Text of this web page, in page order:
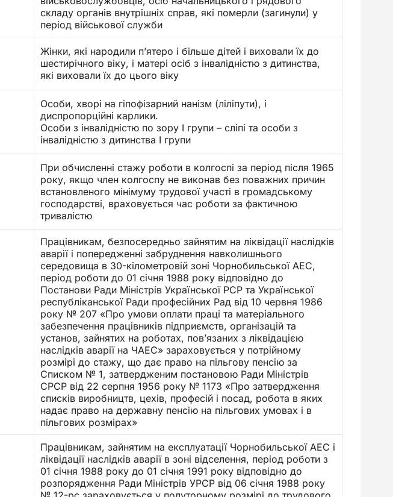
складу органів внутрішніх справ, які померли (загинули) у
період військової служби
Жінки, які народили п’ятеро і більше дітей і виховали їх до
шестирічного віку, і матері осіб з інвалідністю з дитинства,
які виховали їх до цього віку
Особи, хворі на гіпофізарний нанізм (ліліпути), і
диспропорційні карлики.
Особи з інвалідністю по зору I групи – сліпі та особи з
інвалідністю з дитинства I групи
При обчисленні стажу роботи в колгоспі за період після 1965
року, якщо член колгоспу не виконав без поважних причин
встановленого мінімуму трудової участі в громадському
господарстві, враховується час роботи за фактичною
тривалістю
Працівникам, безпосередньо зайнятим на ліквідації наслідків
аварії і попередженні забруднення навколишнього
середовища в 30-кілометровій зоні Чорнобильської АЕС,
період роботи до 01 січня 1988 року відповідно до
Постанови Ради Міністрів Української РСР та Української
республіканської Ради професійних Рад від 10 червня 1986
року № 207 «Про умови оплати праці та матеріального
забезпечення працівників підприємств, організацій та
установ, зайнятих на роботах, пов’язаних з ліквідацією
наслідків аварії на ЧАЕС» зараховується у потрійному
розмірі до стажу, що дає право на пільгову пенсію за
Списком № 1, затвердженим постановою Ради Міністрів
СРСР від 22 серпня 1956 року № 1173 «Про затвердження
списків виробництв, цехів, професій і посад, робота в яких
надає право на державну пенсію на пільгових умовах і в
пільгових розмірах»
Працівникам, зайнятим на експлуатації Чорнобильської АЕС і
ліквідації наслідків аварії в зоні відселення, період роботи з
01 січня 1988 року до 01 січня 1991 року відповідно до
розпорядження Ради Міністрів УРСР від 06 січня 1988 року